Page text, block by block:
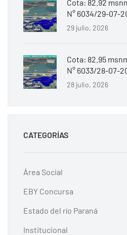
Cota: 82.92
N° 6034/29-07-
29 julio, 2026
Cota: 82.95
N° 6033/28-07-
28 julio, 2026
CATEGORÍAS
Área Social
EBY Concursa
Estado del río Paraná
Institucional